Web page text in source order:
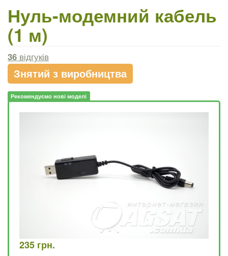
Нуль-модемний кабель
(1 м)
36 відгуків
Знятий з виробництва
Рекомендуємо нові моделі
235 грн.